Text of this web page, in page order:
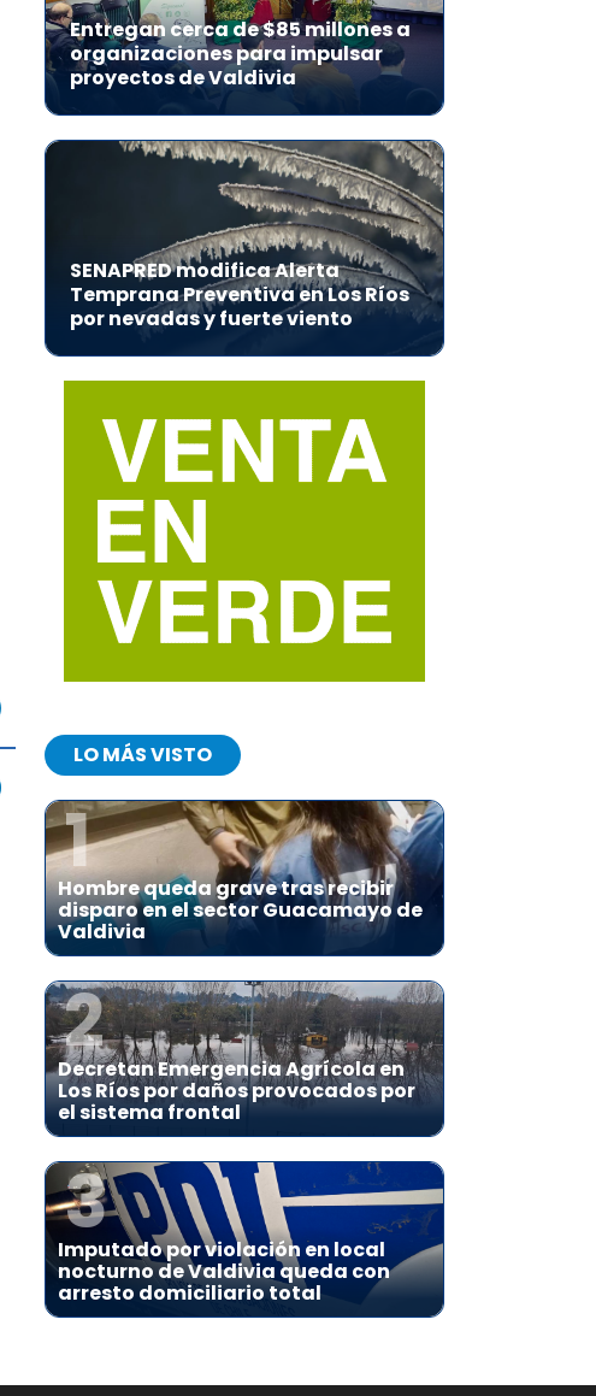
Entregan cerca de $85 millones a
organizaciones para impulsar
proyectos de Valdivia
SENAPRED modifica Alerta
Temprana Preventiva en Los Ríos
por nevadas y fuerte viento
LO MÁS VISTO
1
Hombre queda grave tras recibir
disparo en el sector Guacamayo de
Valdivia
2
Decretan Emergencia Agrícola en
Los Ríos por daños provocados por
el sistema frontal
3
Imputado por violación en local
nocturno de Valdivia queda con
arresto domiciliario total